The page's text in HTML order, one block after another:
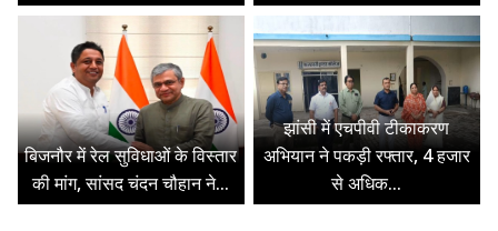
बिजनौर में रेल सुविधाओं के विस्तार
की मांग, सांसद चंदन चौहान ने...
झांसी में एचपीवी टीकाकरण
अभियान ने पकड़ी रफ्तार, 4 हजार
से अधिक...